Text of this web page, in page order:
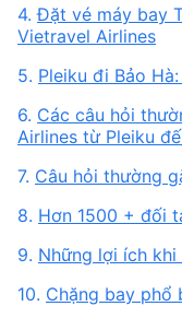
4.Đặt vé máy bay
Vietravel Airlines
5. Pleiku đi Bảo
6. Các câu hỏi
Airlines từ Pleiku
7. Câu hỏi thường
8. Hơn 1500 + đối
9. Những lợi ích khi
10. Chặng bay phổ